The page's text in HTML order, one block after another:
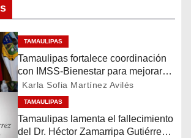
TAMAULIPAS
Tamaulipas fortalece coordinación
con IMSS-Bienestar para mejorar
servicios de salud
Karla Sofia Martínez Avilés
TAMAULIPAS
Tamaulipas lamenta el fallecimiento
del Dr. Héctor Zamarripa Gutiérrez,